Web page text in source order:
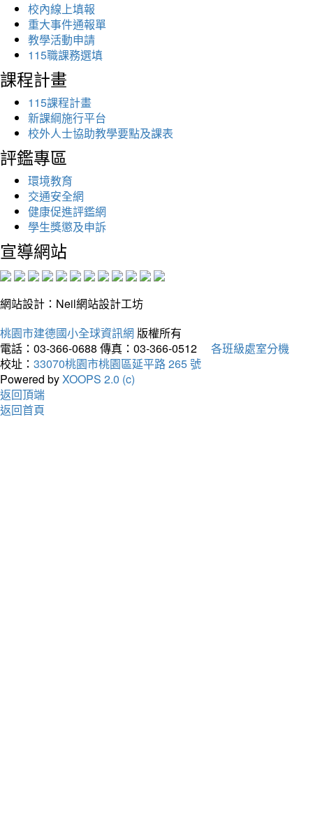
校內線上填報
重大事件通報單
教學活動申請
115職課務選填
課程計畫
115課程計畫
新課綱施行平台
校外人士協助教學要點及課表
評鑑專區
環境教育
交通安全網
健康促進評鑑網
學生獎懲及申訴
宣導網站
網站設計：Neil網站設計工坊
桃園市建德國小全球資訊網 版權所有
電話：03-366-0688 傳真：03-366-0512
各班級處室分機
校址： 33070桃園市桃園區延平路 265 號
Powered byXOOPS 2.0 (c)
返回頂端
返回首頁